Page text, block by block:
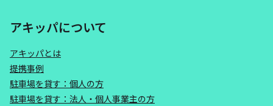
アキッパについて
アキッパとは
提携事例
駐車場を貸す：個人の方
駐車場を貸す：法人・個人事業主の方